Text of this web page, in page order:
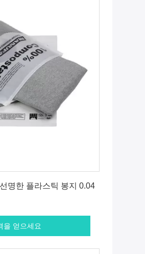
명한 플라스틱 봉지 0.04
을 얻으세요